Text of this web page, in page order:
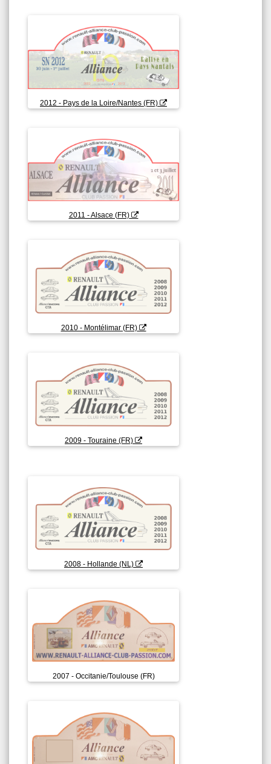
2012 - Pays de la Loire/Nantes (FR)
2011 - Alsace (FR)
2010 - Montélimar (FR)
2009 - Touraine (FR)
2008 - Hollande (NL)
2007 - Occitanie/Toulouse (FR)